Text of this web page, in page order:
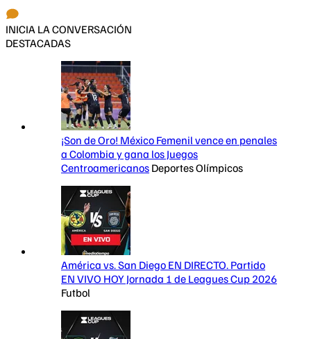
INICIA LA CONVERSACIÓN
DESTACADAS
¡Son de Oro! México Femenil vence en penales
a Colombia y gana los Juegos
Centroamericanos Deportes Olímpicos
América vs. San Diego EN DIRECTO. Partido
EN VIVO HOY Jornada 1 de Leagues Cup 2026
Futbol